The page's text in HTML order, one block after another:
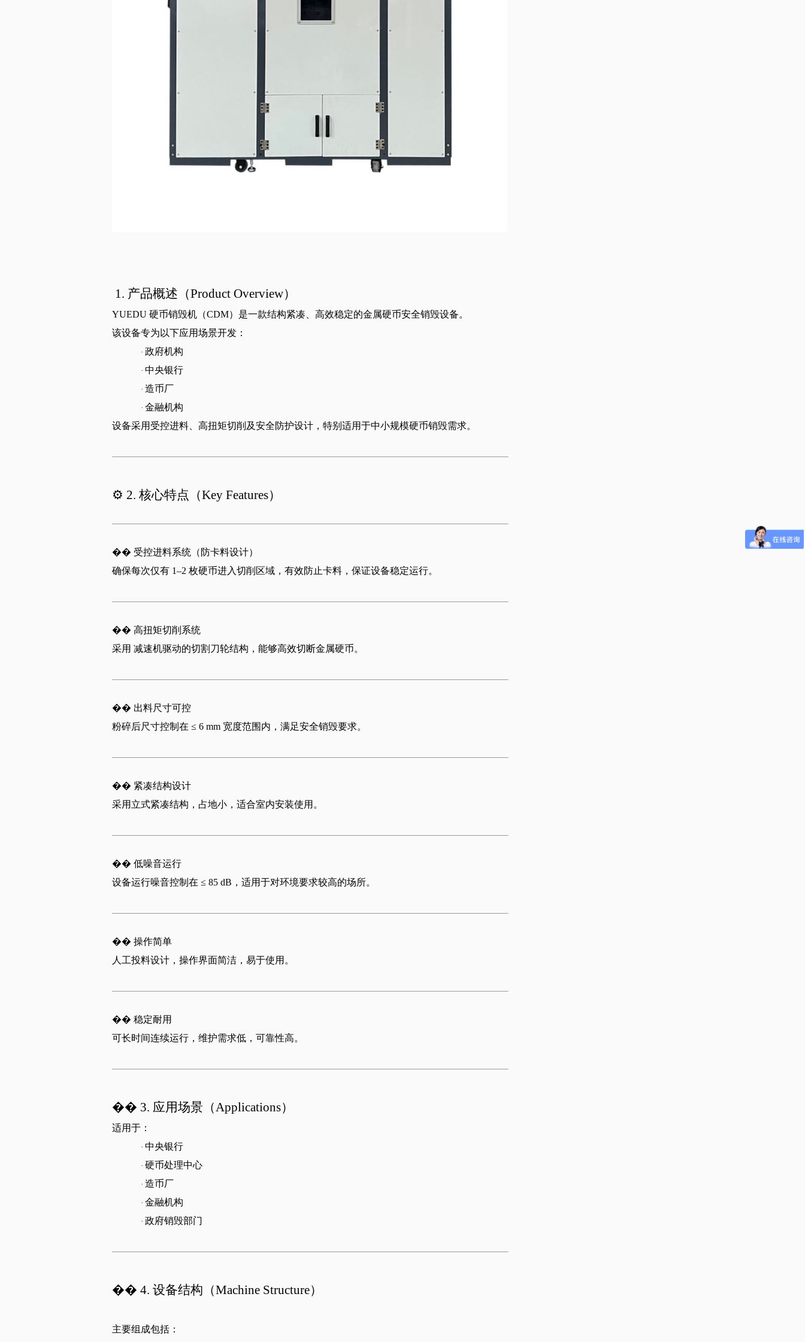
1. 产品概述（Product Overview）
YUEDU 硬币销毁机（CDM）是一款结构紧凑、高效稳定的金属硬币安全销毁设备。
该设备专为以下应用场景开发：
· 政府机构
· 中央银行
· 造币厂
· 金融机构
设备采用受控进料、高扭矩切削及安全防护设计，特别适用于中小规模硬币销毁需求。
⚙️ 2. 核心特点（Key Features）
�� 受控进料系统（防卡料设计）
确保每次仅有 1–2 枚硬币进入切削区域 ，有效防止卡料，保证设备稳定运行。
�� 高扭矩切削系统
采用 减速机驱动的切割刀轮结构 ，能够高效切断金属硬币。
�� 出料尺寸可控
粉碎后尺寸控制在 ≤ 6 mm 宽度范围内 ，满足安全销毁要求。
�� 紧凑结构设计
采用立式紧凑结构，占地小，适合室内安装使用。
�� 低噪音运行
设备运行噪音控制在 ≤ 85 dB ，适用于对环境要求较高的场所。
�� 操作简单
人工投料设计，操作界面简洁，易于使用。
�� 稳定耐用
可长时间连续运行，维护需求低，可靠性高。
�� 3. 应用场景（Applications）
适用于：
· 中央银行
· 硬币处理中心
· 造币厂
· 金融机构
· 政府销毁部门
�� 4. 设备结构（Machine Structure）
主要组成包括：